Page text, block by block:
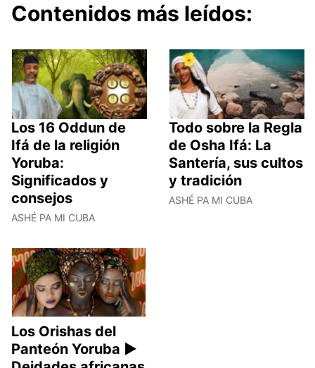
Contenidos más leídos:
Los 16 Oddun de
Ifá de la religión
Yoruba:
Significados y
consejos
ASHÉ PA MI CUBA
Todo sobre la Regla
de Osha Ifá: La
Santería, sus cultos
y tradición
ASHÉ PA MI CUBA
Los Orishas del
Panteón Yoruba ►